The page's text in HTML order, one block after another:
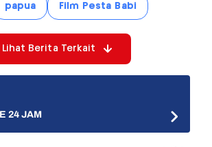
papua Film Pesta Babi
Lihat Berita Terkait
24 JAM